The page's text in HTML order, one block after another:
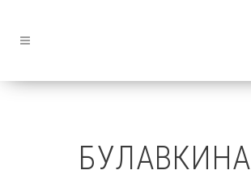
БУЛАВКИНА